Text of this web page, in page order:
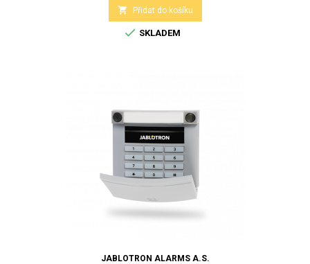
 Přidat do košíku
 SKLADEM
JABLOTRON ALARMS A.S.